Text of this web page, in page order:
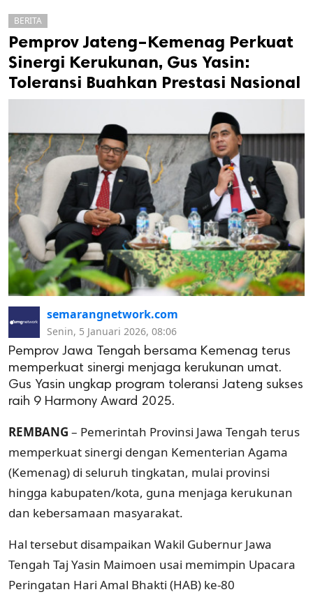
cipta.
BERITA
Pemprov Jateng–Kemenag Perkuat
Sinergi Kerukunan, Gus Yasin:
Toleransi Buahkan Prestasi Nasional
semarangnetwork.com
Senin, 5 Januari 2026, 08:06
Pemprov Jawa Tengah bersama Kemenag terus
memperkuat sinergi menjaga kerukunan umat.
Gus Yasin ungkap program toleransi Jateng sukses
raih 9 Harmony Award 2025.
REMBANG – Pemerintah Provinsi Jawa Tengah terus
memperkuat sinergi dengan Kementerian Agama
(Kemenag) di seluruh tingkatan, mulai provinsi
hingga kabupaten/kota, guna menjaga kerukunan
dan kebersamaan masyarakat.
Hal tersebut disampaikan Wakil Gubernur Jawa
Tengah Taj Yasin Maimoen usai memimpin Upacara
Peringatan Hari Amal Bhakti (HAB) ke-80